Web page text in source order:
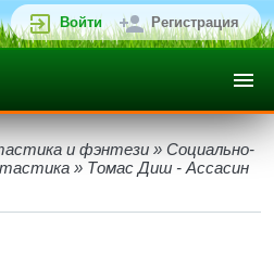
Войти Регистрация
и фэнтези » Социально-
» Томас Диш - Ассасин